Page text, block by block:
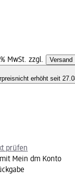
MwSt. zzgl. Versand
nicht erhöht seit
prüfen
Mein dm Konto